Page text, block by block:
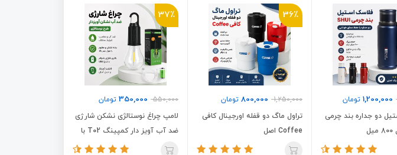
1,200,000 تومان
دو جداره بند چرمی
36٪
1,250,000
800,000 تومان
تراول ماگ دو قفله اورجینال کافی
Coffee اصل
37٪
550,000
350,000 تومان
لامپ چراغ نوستالژی نشکن شارژی
ضد آب آویز دار کمپینگ T02 با
پنل خورشیدی سولار